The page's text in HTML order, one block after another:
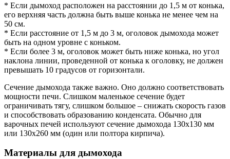
* Если дымоход расположен на расстоянии до 1,5 м от конька,
его верхняя часть должна быть выше конька не менее чем на
50 см.
* Если расстояние от 1,5 м до 3 м, оголовок дымохода может
быть на одном уровне с коньком.
* Если более 3 м, оголовок может быть ниже конька, но угол
наклона линии, проведенной от конька к оголовку, не должен
превышать 10 градусов от горизонтали.
Сечение дымохода также важно. Оно должно соответствовать
мощности печи. Слишком маленькое сечение будет
ограничивать тягу, слишком большое – снижать скорость газов
и способствовать образованию конденсата. Обычно для
варочных печей используют сечение дымохода 130х130 мм
или 130х260 мм (один или полтора кирпича).
Материалы для дымохода